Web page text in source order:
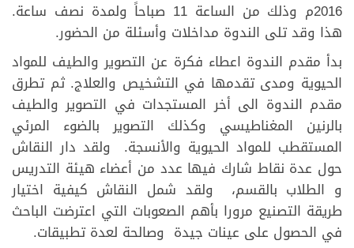
2016م وذلك من الساعة 11 صباحاً ولمدة نصف ساعة.
هذا وقد تلى الندوة مداخلات وأسئلة من الحضور.
بدأ مقدم الندوة اعطاء فكرة عن التصوير والطيف للمواد
الحيوية ومدى تقدمها في التشخيص والعلاج. ثم تطرق
مقدم الندوة الى أخر المستجدات في التصوير والطيف
بالرنين المغناطيسي وكذلك التصوير بالضوء المرئي
المستقطب للمواد الحيوية والأنسجة. ولقد دار النقاش
حول عدة نقاط شارك فيها عدد من أعضاء هيئة التدريس
و الطلاب بالقسم، ولقد شمل النقاش كيفية اختيار
طريقة التصنيع مرورا بأهم الصعوبات التي اعترضت الباحث
في الحصول على عينات جيدة وصالحة لعدة تطبيقات.